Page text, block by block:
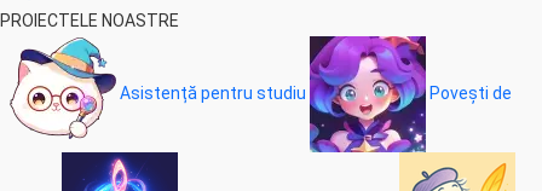
PROIECTELE NOASTRE
Asistență pentru studiu Povești de